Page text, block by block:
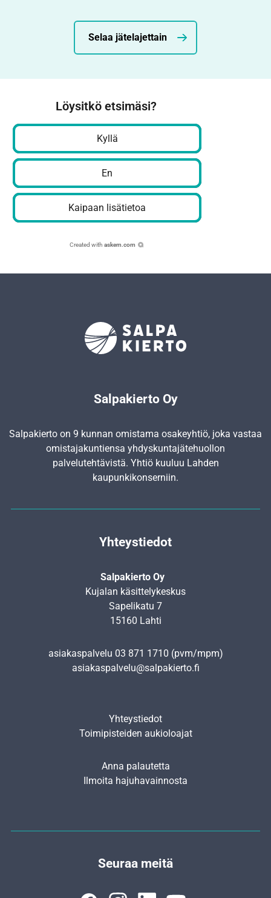
Selaa jätelajettain
Löysitkö etsimäsi?
Kyllä
En
Kaipaan lisätietoa
Created with askem.com
Salpakierto Oy
Salpakierto on 9 kunnan omistama osakeyhtiö, joka vastaa
omistajakuntiensa yhdyskunta­jätehuollon
palvelutehtävistä. Yhtiö kuuluu Lahden
kaupunkikonserniin.
Yhteystiedot
Salpakierto Oy
Kujalan käsittelykeskus
Sapelikatu 7
15160 Lahti
asiakaspalvelu 03 871 1710 (pvm/mpm)
asiakaspalvelu@salpakierto.fi
Yhteystiedot
Toimipisteiden aukioloajat
Anna palautetta
Ilmoita hajuhavainnosta
Seuraa meitä